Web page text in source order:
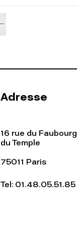
Adresse
16 rue du Faubourg
du Temple
75011 Paris
Tel: 01.48.05.51.85